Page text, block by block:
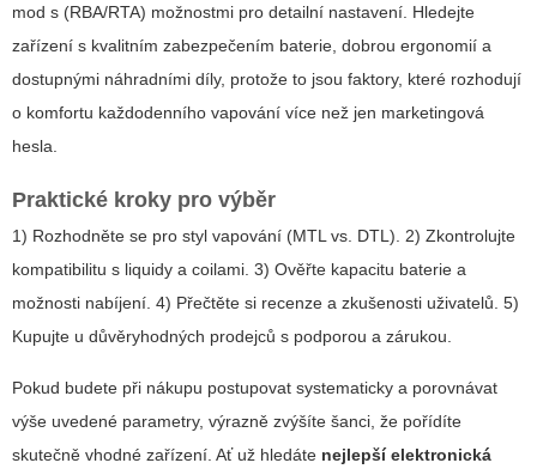
mod s (RBA/RTA) možnostmi pro detailní nastavení. Hledejte
zařízení s kvalitním zabezpečením baterie, dobrou ergonomií a
dostupnými náhradními díly, protože to jsou faktory, které rozhodují
o komfortu každodenního vapování více než jen marketingová
hesla.
Praktické kroky pro výběr
1) Rozhodněte se pro styl vapování (MTL vs. DTL). 2) Zkontrolujte
kompatibilitu s liquidy a coilami. 3) Ověřte kapacitu baterie a
možnosti nabíjení. 4) Přečtěte si recenze a zkušenosti uživatelů. 5)
Kupujte u důvěryhodných prodejců s podporou a zárukou.
Pokud budete při nákupu postupovat systematicky a porovnávat
výše uvedené parametry, výrazně zvýšíte šanci, že pořídíte
skutečně vhodné zařízení. Ať už hledáte nejlepší elektronická